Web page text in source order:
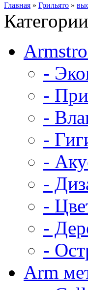
Главная » Грильято »
Категории
-
-
-
-
-
-
-
-
-
Arm